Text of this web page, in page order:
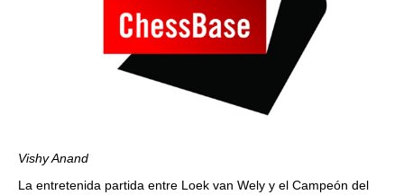
Vishy Anand
La entretenida partida entre Loek van Wely y el Campeón del